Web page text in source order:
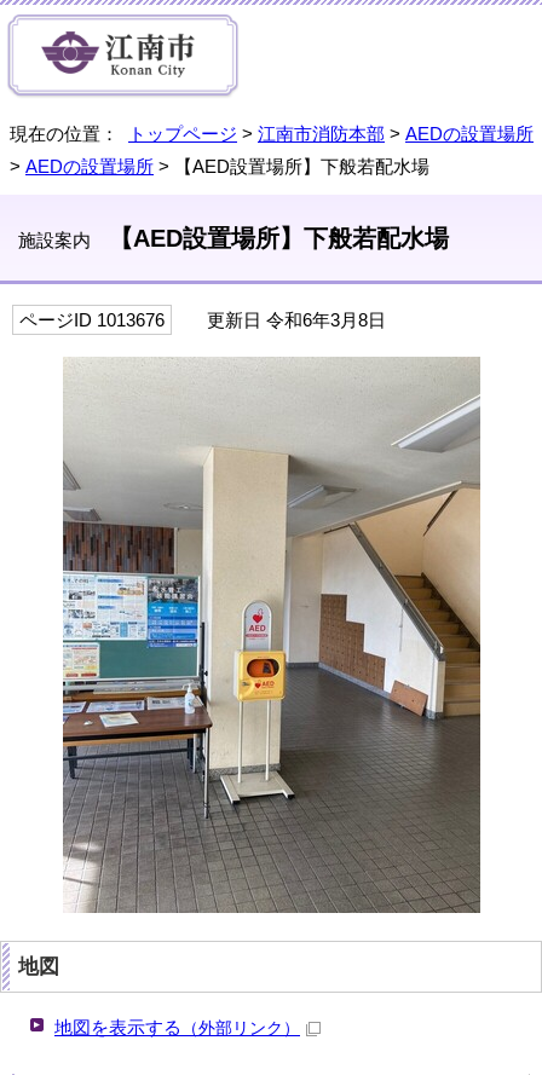
現在の位置： トップページ > 江南市消防本部 > AEDの設置場所
> AEDの設置場所 > 【AED設置場所】下般若配水場
施設案内 【AED設置場所】下般若配水場
ページID 1013676 更新日 令和6年3月8日
地図
地図を表示する （外部リンク）